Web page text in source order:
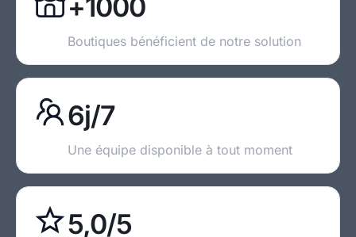
+1000
Boutiques bénéficient de notre solution
6j/7
Une équipe disponible à tout moment
5,0/5